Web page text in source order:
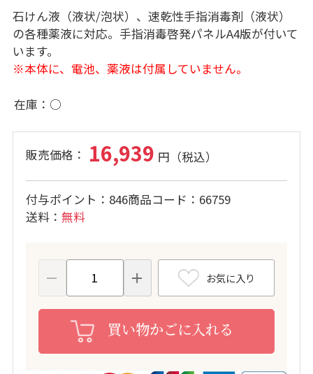
石けん液（液状/泡状）、速乾性手指消毒剤（液状）
の各種薬液に対応。手指消毒啓発パネルA4版が付いて
います。
※本体に、電池、薬液は付属していません。
在庫 ○
16,939
付与ポイント 846商品コード
66759
送料
無料
お気に入り
買い物かごに入れる